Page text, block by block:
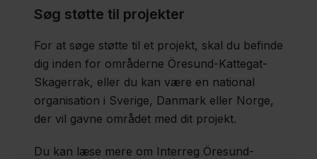
Søg støtte til projekter
For at søge støtte til et projekt, skal du befinde
dig inden for områderne Öresund-Kattegat-
Skagerrak, eller du kan være en national
organisation i Sverige, Danmark eller Norge,
der vil gavne området med dit projekt.
Du kan læse mere om Interreg Öresund-